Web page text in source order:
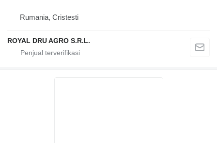
Rumania, Cristesti
ROYAL DRU AGRO S.R.L.